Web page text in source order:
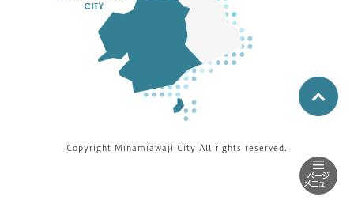
▽
Copyright Minamiawaji City All rights reserved.